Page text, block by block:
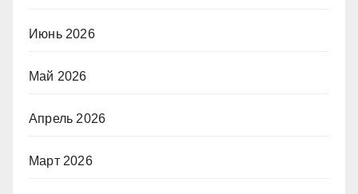
Июнь 2026
Май 2026
Апрель 2026
Март 2026